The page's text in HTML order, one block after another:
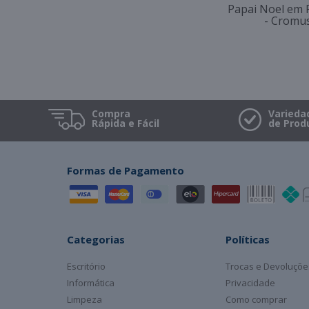
Papai Noel em
-
Compra
Rápida e Fácil de
Formas de Pagamento
Categorias
Escritório
Informática
Limpeza
Políticas
Trocas e
Privacidade
Como comprar